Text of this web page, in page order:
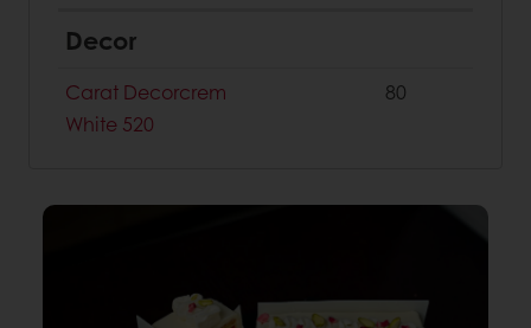
Decor
Carat Decorcrem
White 520
80